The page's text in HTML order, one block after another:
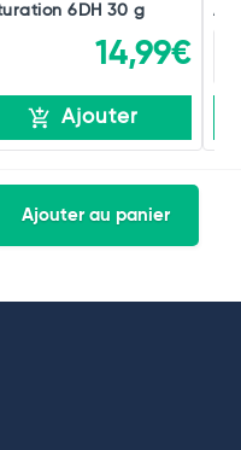
6DH 30 g
14,99€
Ajouter
Ajouter au panier